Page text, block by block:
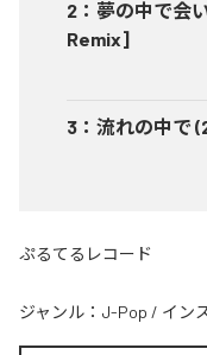
2 ： 夢の中で会
Remix]
3 ： 流れの中で
ぷるてるレコード
ジャンル： J-Pop / イン